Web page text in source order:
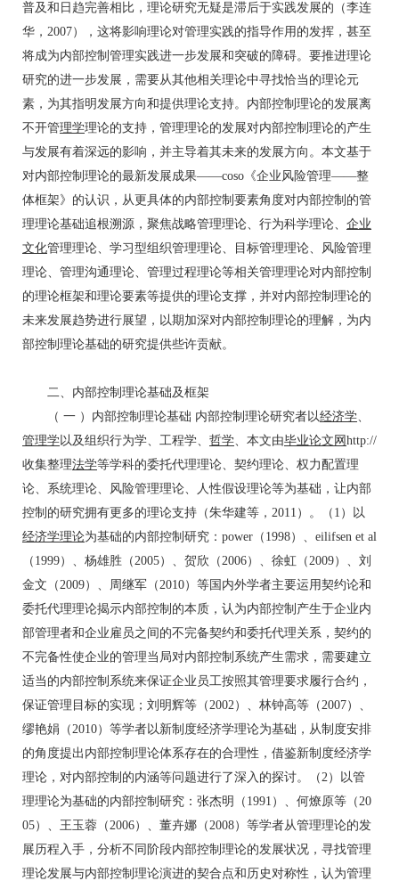
普及和日趋完善相比，理论研究无疑是滞后于实践发展的（李连
华，2007），这将影响理论对管理实践的指导作用的发挥，甚至
将成为内部控制管理实践进一步发展和突破的障碍。要推进理论
研究的进一步发展，需要从其他相关理论中寻找恰当的理论元
素，为其指明发展方向和提供理论支持。内部控制理论的发展离
不开管理学理论的支持，管理理论的发展对内部控制理论的产生
与发展有着深远的影响，并主导着其未来的发展方向。本文基于
对内部控制理论的最新发展成果——coso《企业风险管理——整
体框架》的认识，从更具体的内部控制要素角度对内部控制的管
理理论基础追根溯源，聚焦战略管理理论、行为科学理论、 企业
文化管理理论、学习型组织管理理论、目标管理理论、风险管理
理论、管理沟通理论、管理过程理论等相关管理理论对内部控制
的理论框架和理论要素等提供的理论支撑，并对内部控制理论的
未来发展趋势进行展望，以期加深对内部控制理论的理解，为内
部控制理论基础的研究提供些许贡献。
二、内部控制理论基础及框架
（ 一 ）内部控制理论基础 内部控制理论研究者以经济学、
管理学以及组织行为学、工程学、 哲学、本文由毕业论文 网 http://
收集整理法学等学科的委托代理理论、契约理论、权力配置理
论、系统理论、风险管理理论、人性假设理论等为基础，让内部
控制的研究拥有更多的理论支持（朱华建等，2011）。（1）以
经济学理论为基础的内部控制研究：power（1998）、eilifsen et al
（1999）、杨雄胜（2005）、贺欣（2006）、徐虹（2009）、刘
金文（2009）、周继军（2010）等国内外学者主要运用契约论和
委托代理理论揭示内部控制的本质，认为内部控制产生于企业内
部管理者和企业雇员之间的不完备契约和委托代理关系，契约的
不完备性使企业的管理当局对内部控制系统产生需求，需要建立
适当的内部控制系统来保证企业员工按照其管理要求履行合约，
保证管理目标的实现；刘明辉等（2002）、林钟高等（2007）、
缪艳娟（2010）等学者以新制度经济学理论为基础，从制度安排
的角度提出内部控制理论体系存在的合理性，借鉴新制度经济学
理论，对内部控制的内涵等问题进行了深入的探讨。（2）以管
理理论为基础的内部控制研究：张杰明（1991）、何燎原等（20
05）、王玉蓉（2006）、董卉娜（2008）等学者从管理理论的发
展历程入手，分析不同阶段内部控制理论的发展状况，寻找管理
理论发展与内部控制理论演进的契合点和历史对称性，认为管理